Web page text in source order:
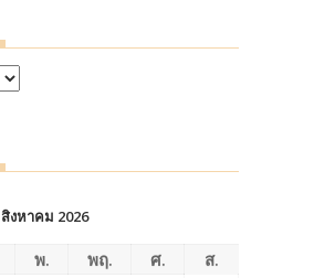
สิงหาคม 2026
พ. พฤ. ศ.
ส.